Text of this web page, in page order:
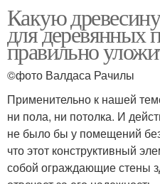
Какую
для деревянных
правильно
©фото Валдаса Рачилы
Применительно к нашей
ни пола, ни потолка. И
не было бы у помещений
что этот конструктивный
собой ограждающие стены